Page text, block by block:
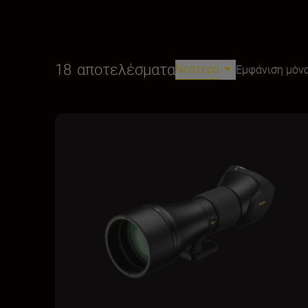
18 αποτελέσματαΝεότερα Εμφάνιση